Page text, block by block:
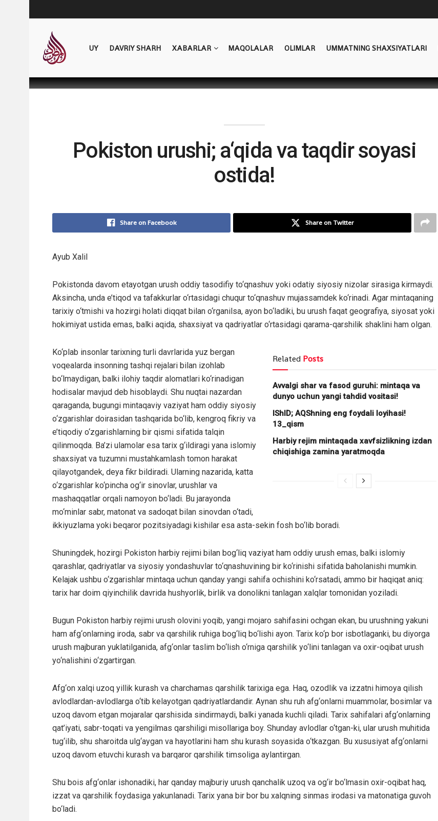
UY DAVRIY SHARH XABARLAR MAQOLALAR OLIMLAR UMMATNING SHAXSIYATLARI
Pokiston urushi; a‘qida va taqdir soyasi
ostida!
Share on Facebook Share on Twitter
Ayub Xalil
Pokistonda davom etayotgan urush oddiy tasodifiy to‘qnashuv yoki odatiy siyosiy nizolar sirasiga kirmaydi.
Aksincha, unda e’tiqod va tafakkurlar o‘rtasidagi chuqur to‘qnashuv mujassamdek ko‘rinadi. Agar mintaqaning
tarixiy o‘tmishi va hozirgi holati diqqat bilan o‘rganilsa, ayon bo‘ladiki, bu urush faqat geografiya, siyosat yoki
hokimiyat ustida emas, balki aqida, shaxsiyat va qadriyatlar o‘rtasidagi qarama-qarshilik shaklini ham olgan.
Related Posts
Avvalgi shar va fasod guruhi: mintaqa va
dunyo uchun yangi tahdid vositasi!
IShID; AQShning eng foydali loyihasi!
13_qism
Harbiy rejim mintaqada xavfsizlikning izdan
chiqishiga zamina yaratmoqda
Ko‘plab insonlar tarixning turli davrlarida yuz bergan
voqealarda insonning tashqi rejalari bilan izohlab
bo‘lmaydigan, balki ilohiy taqdir alomatlari ko‘rinadigan
hodisalar mavjud deb hisoblaydi. Shu nuqtai nazardan
qaraganda, bugungi mintaqaviy vaziyat ham oddiy siyosiy
o‘zgarishlar doirasidan tashqarida bo‘lib, kengroq fikriy va
e’tiqodiy o‘zgarishlarning bir qismi sifatida talqin
qilinmoqda. Ba’zi ulamolar esa tarix g‘ildiragi yana islomiy
shaxsiyat va tuzumni mustahkamlash tomon harakat
qilayotgandek, deya fikr bildiradi. Ularning nazarida, katta
o‘zgarishlar ko‘pincha og‘ir sinovlar, urushlar va
mashaqqatlar orqali namoyon bo‘ladi. Bu jarayonda
mo‘minlar sabr, matonat va sadoqat bilan sinovdan o‘tadi,
ikkiyuzlama yoki beqaror pozitsiyadagi kishilar esa asta-sekin fosh bo‘lib boradi.
Shuningdek, hozirgi Pokiston harbiy rejimi bilan bog‘liq vaziyat ham oddiy urush emas, balki islomiy
qarashlar, qadriyatlar va siyosiy yondashuvlar to‘qnashuvining bir ko‘rinishi sifatida baholanishi mumkin.
Kelajak ushbu o‘zgarishlar mintaqa uchun qanday yangi sahifa ochishini ko‘rsatadi, ammo bir haqiqat aniq:
tarix har doim qiyinchilik davrida hushyorlik, birlik va donolikni tanlagan xalqlar tomonidan yoziladi.
Bugun Pokiston harbiy rejimi urush olovini yoqib, yangi mojaro sahifasini ochgan ekan, bu urushning yakuni
ham afg‘onlarning iroda, sabr va qarshilik ruhiga bog‘liq bo‘lishi ayon. Tarix ko‘p bor isbotlaganki, bu diyorga
urush majburan yuklatilganida, afg‘onlar taslim bo‘lish o‘rniga qarshilik yo‘lini tanlagan va oxir-oqibat urush
yo‘nalishini o‘zgartirgan.
Afg‘on xalqi uzoq yillik kurash va charchamas qarshilik tarixiga ega. Haq, ozodlik va izzatni himoya qilish
avlodlardan-avlodlarga o‘tib kelayotgan qadriyatlardandir. Aynan shu ruh afg‘onlarni muammolar, bosimlar va
uzoq davom etgan mojaralar qarshisida sindirmaydi, balki yanada kuchli qiladi. Tarix sahifalari afg‘onlarning
qat’iyati, sabr-toqati va yengilmas qarshiligi misollariga boy. Shunday avlodlar o‘tgan-ki, ular urush muhitida
tug‘ilib, shu sharoitda ulg‘aygan va hayotlarini ham shu kurash soyasida o‘tkazgan. Bu xususiyat afg‘onlarni
uzoq davom etuvchi kurash va barqaror qarshilik timsoliga aylantirgan.
Shu bois afg‘onlar ishonadiki, har qanday majburiy urush qanchalik uzoq va og‘ir bo‘lmasin oxir-oqibat haq,
izzat va qarshilik foydasiga yakunlanadi. Tarix yana bir bor bu xalqning sinmas irodasi va matonatiga guvoh
bo‘ladi.